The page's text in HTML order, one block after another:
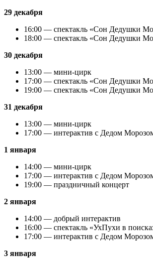
29 декабря
16:00 — спектакль «Сон Дедушки
18:00 — спектакль «Сон Дедушки
30 декабря
13:00 — мини-цирк
17:00 — спектакль «Сон Дедушки
19:00 — спектакль «Сон Дедушки
31 декабря
13:00 — мини-цирк
17:00 — интерактив с Дедом
1 января
14:00 — мини-цирк
17:00 — интерактив с Дедом
19:00 — праздничный концерт
2 января
14:00 — добрый интерактив
16:00 — спектакль «УхПухи в
17:00 — интерактив с Дедом
3 января